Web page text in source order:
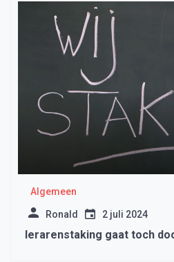
Algemeen
Ronald 2 juli 2024
lerarenstaking gaat toch